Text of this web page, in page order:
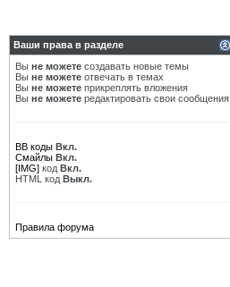
Ваши права в разделе
Вы не можете создавать новые темы
Вы не можете отвечать в темах
Вы не можете прикреплять вложения
Вы не можете редактировать свои сообщения
BB коды Вкл.
Смайлы Вкл.
[IMG] код Вкл.
HTML код Выкл.
Правила форума